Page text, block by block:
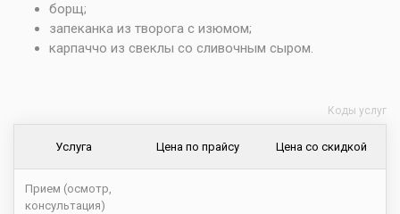
борщ;
запеканка из творога с изюмом;
карпаччо из свеклы со сливочным сыром.
Услуга Цена по прайсу Цена со скидкой
Прием (осмотр,
консультация)
Коды услуг